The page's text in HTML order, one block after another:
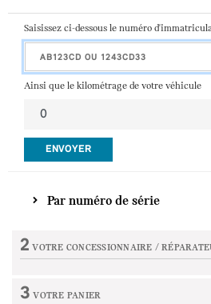
Saisissez ci-dessous le numéro
Ainsi que le kilométrage de votre véhicule
ENVOYER
Par numéro de série
2 VOTRE CONCESSIONNAIRE /
3 VOTRE PANIER